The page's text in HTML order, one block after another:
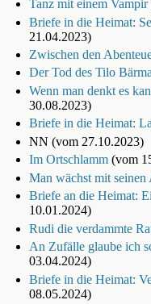
Tanz mit einem Vampir
Briefe in die Heimat:
21.04.2023)
Zwischen den
Der Tod des Tilo
Wenn man denkt es
30.08.2023)
Briefe in die Heimat:
NN (vom 27.10.2023)
Im Ortschlamm(vom
Man wächst mit seinen
Briefe an die Heimat:
10.01.2024)
Rudi die verdammte
An Zufälle glaube ich
03.04.2024)
Briefe in die Heimat:
08.05.2024)